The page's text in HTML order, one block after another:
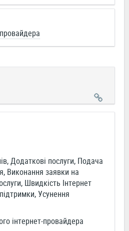
Додаткові послуги, Подача
Виконання заявки на
Швидкість Інтернет
Усунення
інтернет-провайдера